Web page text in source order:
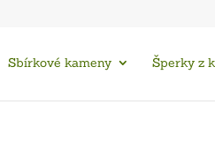
Sbírkové kameny Šperky z